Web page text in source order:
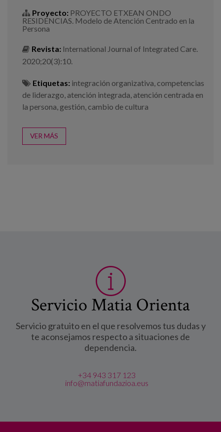
Proyecto: PROYECTO ETXEAN ONDO
RESIDENCIAS. Modelo de Atención Centrado en la
Persona
Revista: International Journal of Integrated Care.
2020;20(3):10.
Etiquetas: integración organizativa competencias
de liderazgo atención integrada atención centrada en
la persona gestión cambio de cultura
VER MÁS
Servicio Matia Orienta
Servicio gratuito en el que resolvemos tus dudas y
te aconsejamos respecto a situaciones de
dependencia.
+34 943 317 123
info@matiafundazioa.eus